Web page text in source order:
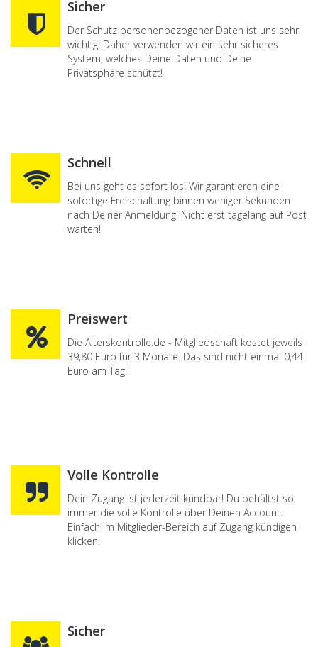
Sicher
Der Schutz personenbezogener Daten ist uns sehr
wichtig! Daher verwenden wir ein sehr sicheres
System, welches Deine Daten und Deine
Privatsphäre schützt!
Schnell
Bei uns geht es sofort los! Wir garantieren eine
sofortige Freischaltung binnen weniger Sekunden
nach Deiner Anmeldung! Nicht erst tagelang auf Post
warten!
Preiswert
Die Alterskontrolle.de - Mitgliedschaft kostet jeweils
39,80 Euro für 3 Monate. Das sind nicht einmal 0,44
Euro am Tag!
Volle Kontrolle
Dein Zugang ist jederzeit kündbar! Du behältst so
immer die volle Kontrolle über Deinen Account.
Einfach im Mitglieder-Bereich auf Zugang kündigen
klicken.
Sicher